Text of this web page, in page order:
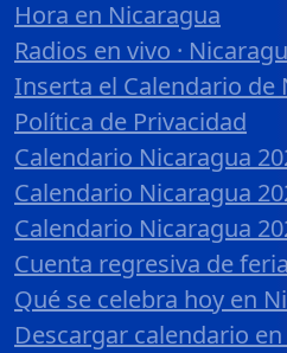
Hora en Nicaragua
Radios en vivo ·
Inserta el Calendario de
Política de Privacidad
Calendario Nicaragua
Calendario Nicaragua
Calendario Nicaragua
Cuenta regresiva de
Qué se celebra hoy en
Descargar calendario en